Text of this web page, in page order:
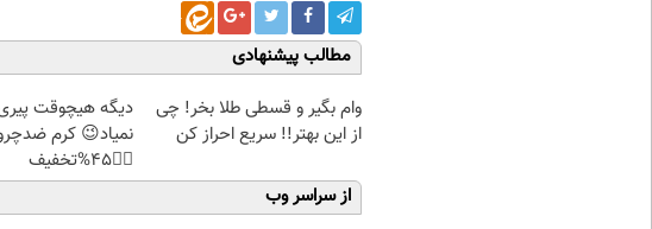
مطالب پیشنهادی
وام بگیر و قسطی طلا بخر! چی
از این بهتر!! سریع احراز کن
دیگه هیچوقت
نمیاد😉 کرم
👈🏻45%تخفیف
از سراسر وب